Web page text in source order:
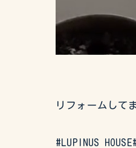
リフォームして
#LUPINUS